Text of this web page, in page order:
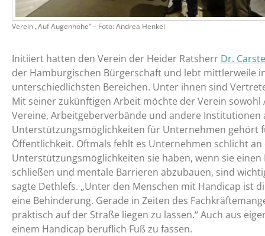
Verein „Auf Augenhöhe“ – Foto: Andrea Henkel
Initiiert hatten den Verein der Heider Ratsherr Dr.
der Hamburgischen Bürgerschaft und lebt mittlerweile
unterschiedlichsten Bereichen. Unter ihnen sind
Mit seiner zukünftigen Arbeit möchte der Verein
Vereine, Arbeitgeberverbände und andere
Unterstützungsmöglichkeiten für Unternehmen gehört
Öffentlichkeit. Oftmals fehlt es Unternehmen schlicht
Unterstützungsmöglichkeiten sie haben, wenn sie
schließen und mentale Barrieren abzubauen, sind
sagte Dethlefs. „Unter den Menschen mit Handicap ist
eine Behinderung. Gerade in Zeiten des
praktisch auf der Straße liegen zu lassen.“ Auch aus
einem Handicap beruflich Fuß zu fassen.